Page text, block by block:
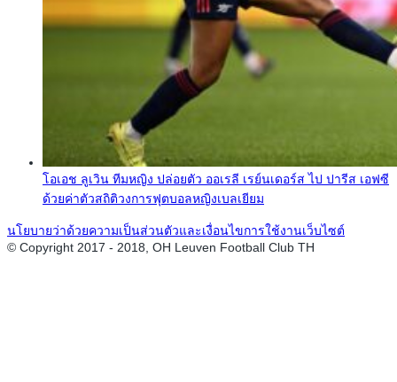
โอเอช ลูเวิน ทีมหญิง ปล่อยตัว ออเรลี เรย์นเดอร์ส ไป ปารีส เอฟซี
ด้วยค่าตัวสถิติวงการฟุตบอลหญิงเบลเยียม
นโยบายว่าด้วยความเป็นส่วนตัวและเงื่อนไขการใช้งานเว็บไซต์
© Copyright 2017 - 2018, OH Leuven Football Club TH